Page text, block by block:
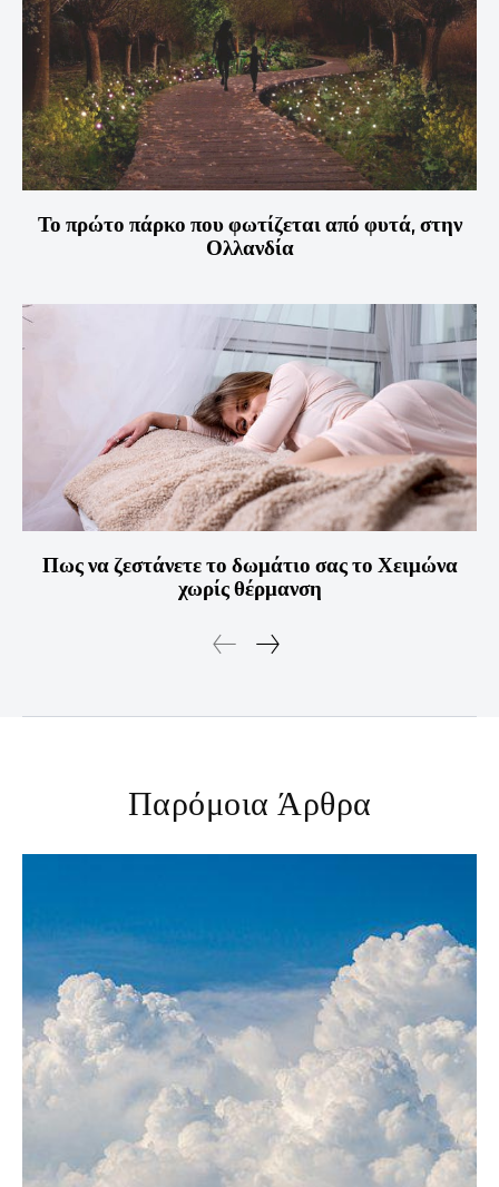
Το πρώτο πάρκο που φωτίζεται από φυτά, στην
Ολλανδία
Πως να ζεστάνετε το δωμάτιο σας το Χειμώνα
χωρίς θέρμανση
Παρόμοια Άρθρα